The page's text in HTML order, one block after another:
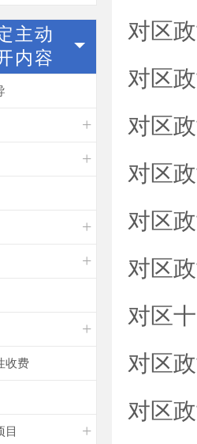
主动
内容
收费
目
对区
对区
对区
对区
对区
对区
对区
对区
对区